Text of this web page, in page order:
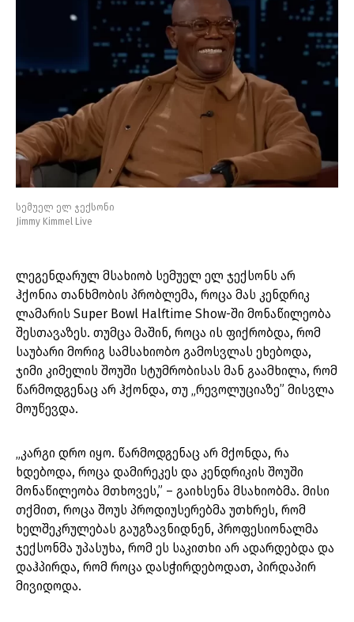
სემუელ ელ ჯექსონი
Jimmy Kimmel Live
ლეგენდარულ მსახიობ სემუელ ელ ჯექსონს არ
ჰქონია თანხმობის პრობლემა, როცა მას კენდრიკ
ლამარის Super Bowl Halftime Show-ში მონაწილეობა
შესთავაზეს. თუმცა მაშინ, როცა ის ფიქრობდა, რომ
საუბარი მორიგ სამსახიობო გამოსვლას ეხებოდა,
ჯიმი კიმელის შოუში სტუმრობისას მან გაამხილა, რომ
წარმოდგენაც არ ჰქონდა, თუ „რევოლუციაზე” მისვლა
მოუწევდა.
„კარგი დრო იყო. წარმოდგენაც არ მქონდა, რა
ხდებოდა, როცა დამირეკეს და კენდრიკის შოუში
მონაწილეობა მთხოვეს,” – გაიხსენა მსახიობმა. მისი
თქმით, როცა შოუს პროდიუსერებმა უთხრეს, რომ
ხელშეკრულებას გაუგზავნიდნენ, პროფესიონალმა
ჯექსონმა უპასუხა, რომ ეს საკითხი არ ადარდებდა და
დაჰპირდა, რომ როცა დასჭირდებოდათ, პირდაპირ
მივიდოდა.